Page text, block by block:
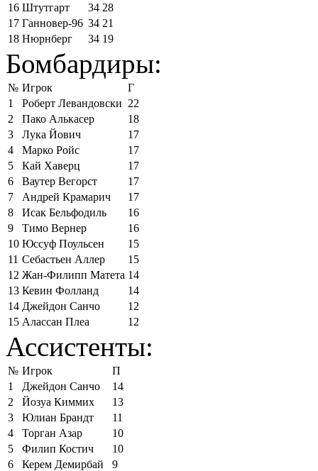
16 Штутгарт 34 28
17 Ганновер-96 34 21
18 Нюрнберг 34 19
Бомбардиры:
№ Игрок
Г
1
Роберт Левандовски 22
2
Пако Алькасер
18
3
Лука Йович
17
4
Марко Ройс
17
5
Кай Хаверц
17
6
Ваутер Вегорст
17
7
Андрей Крамарич
17
8
Исак Бельфодиль
16
9
Тимо Вернер
16
10 Юссуф Поульсен
15
11 Себастьен Аллер
15
12 Жан-Филипп Матета 14
13 Кевин Фолланд
14
14 Джейдон Санчо
12
15 Алассан Плеа 12
Ассистенты:
№ Игрок
П
1
Джейдон Санчо
14
2
Йозуа Киммих
13
3
Юлиан Брандт
11
4
Торган Азар
10
5
Филип Костич
10
6
Керем Демирбай
9